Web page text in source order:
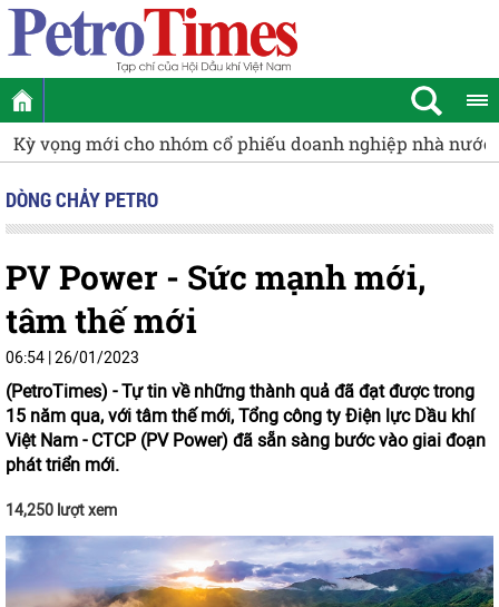
nước Động lực tăng trưởng mới của cụm Khí - Điện -
DÒNG CHẢY PETRO
PV Power - Sức mạnh mới,
tâm thế mới
06:54 | 26/01/2023
(PetroTimes) -Tự tin về những thành quả đã đạt được trong
15 năm qua, với tâm thế mới, Tổng công ty Điện lực Dầu khí
Việt Nam - CTCP (PV Power) đã sẵn sàng bước vào giai đoạn
phát triển mới.
14,250 lượt xem